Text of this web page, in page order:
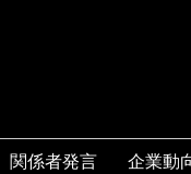
関係者発言 企業動